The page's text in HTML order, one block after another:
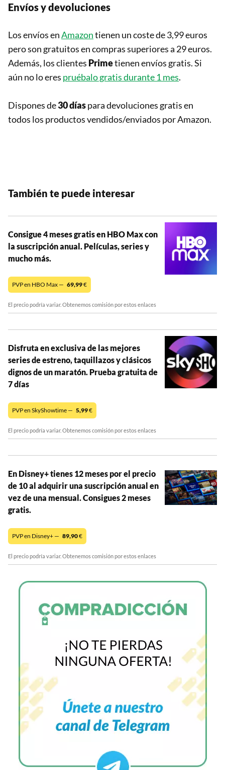
Envíos y devoluciones
Los envíos enAmazontienen un coste de 3,99 euros
pero son gratuitos en compras superiores a 29 euros.
Además, los clientes Primetienen envíos gratis. Si
aún no lo eres pruébalo gratis durante 1 mes.
Dispones de30 díaspara devoluciones gratis en
todos los productos vendidos/enviados por Amazon.
También te puede interesar
Consigue 4 meses gratis en HBO Max con
la suscripción anual. Películas, series y
mucho más.
PVP en HBO Max — 69,99€
El precio podría variar. Obtenemos comisión por estos enlaces
Disfruta en exclusiva de las mejores
series de estreno, taquillazos y clásicos
dignos de un maratón. Prueba gratuita de
7 días
PVP en SkyShowtime — 5,99€
El precio podría variar. Obtenemos comisión por estos enlaces
En Disney+ tienes 12 meses por el precio
de 10 al adquirir una suscripción anual en
vez de una mensual. Consigues 2 meses
gratis.
PVP en Disney+ — 89,90€
El precio podría variar. Obtenemos comisión por estos enlaces